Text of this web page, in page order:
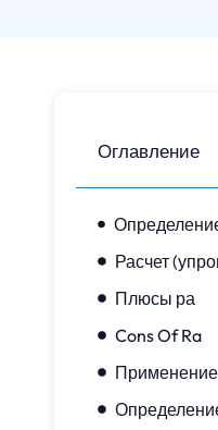
Оглавление
Плюсы ра
Cons Of Ra